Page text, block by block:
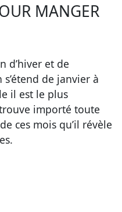
MANGER
d’hiver et de
de janvier à
il est le plus
importé toute
ces mois qu’il révèle